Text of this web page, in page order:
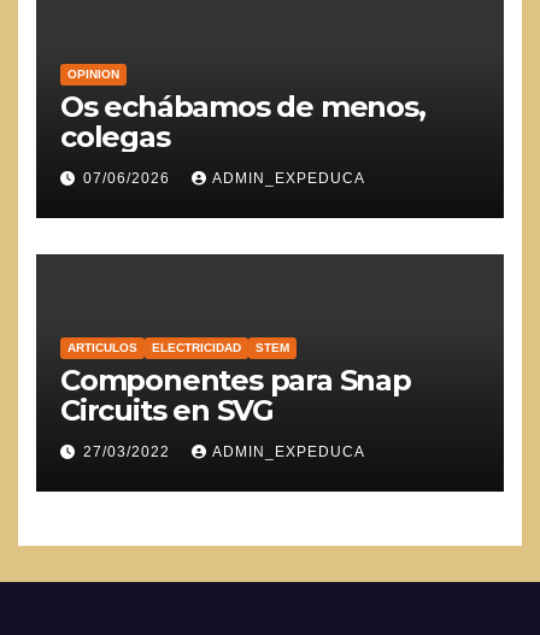
OPINION
Os echábamos de menos,
colegas
07/06/2026 ADMIN_EXPEDUCA
ARTICULOS ELECTRICIDAD STEM
Componentes para Snap
Circuits en SVG
27/03/2022 ADMIN_EXPEDUCA